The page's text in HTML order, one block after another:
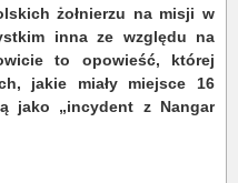
żołnierzu na misji w
inna ze względu na
to opowieść, której
jakie miały miejsce 16
jako „incydent z Nangar